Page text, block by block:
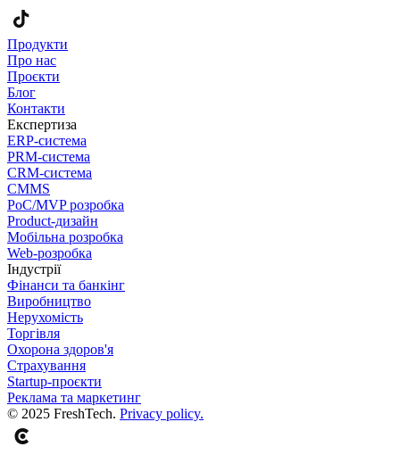
Продукти
Про нас
Проєкти
Блог
Контакти
Експертиза
ERP-система
PRM-система
CRM-система
CMMS
PoC/MVP розробка
Product-дизайн
Мобільна розробка
Web-розробка
Індустрії
Фінанси та банкінг
Виробництво
Нерухомість
Торгівля
Охорона здоров'я
Страхування
Startup-проєкти
Реклама та маркетинг
© 2025 FreshTech. Privacy policy.